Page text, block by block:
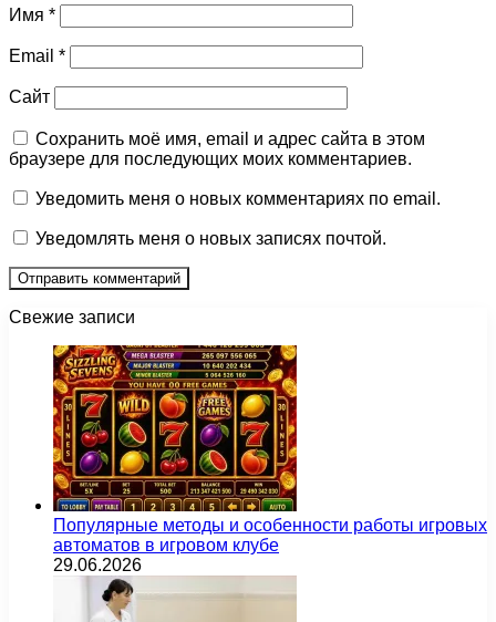
Имя *
Email *
Сайт
Сохранить моё имя, email и адрес сайта в этом
браузере для последующих моих комментариев.
Уведомить меня о новых комментариях по email.
Уведомлять меня о новых записях почтой.
Свежие записи
Популярные методы и особенности работы игровых
автоматов в игровом клубе
29.06.2026